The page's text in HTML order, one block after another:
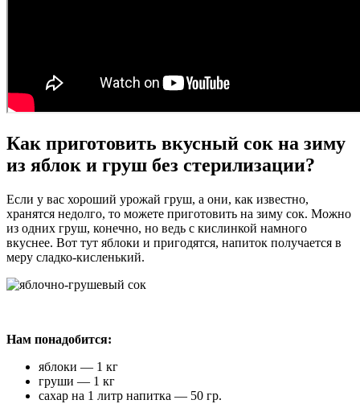
Как приготовить вкусный сок на зиму
из яблок и груш без стерилизации?
Если у вас хороший урожай груш, а они, как известно,
хранятся недолго, то можете приготовить на зиму сок. Можно
из одних груш, конечно, но ведь с кислинкой намного
вкуснее. Вот тут яблоки и пригодятся, напиток получается в
меру сладко-кисленький.
Нам понадобится:
яблоки — 1 кг
груши — 1 кг
сахар на 1 литр напитка — 50 гр.